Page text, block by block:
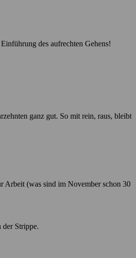
des aufrechten Gehens!
ganz gut. So mit rein, raus, bleibt
Arbeit (was sind im November schon 30
der Strippe.